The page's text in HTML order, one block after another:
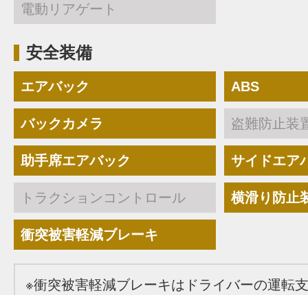
電動リアゲート
安全装備
エアバック ABS
バックカメラ 盗難防止装
助手席エアバック サイドエア
トラクションコントロール 横滑り防止
衝突被害軽減ブレーキ
※衝突被害軽減ブレーキはドライバーの運転